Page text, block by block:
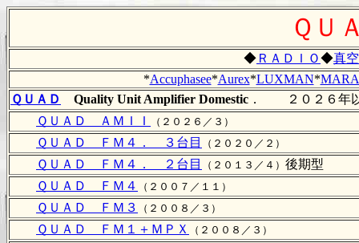
ＱＵ
◆ ＲＡＤＩＯ◆真
*Accuphasee*Aurex*LUXMAN*
ＱＵＡＤ
Quality Unit Amplifier Domestic ． ２０２６年以
ＱＵＡＤ ＡＭＩＩ
（２０２６／３）
ＱＵＡＤ ＦＭ４． ３台目 （２０２０／２）
ＱＵＡＤ ＦＭ４． ２台目 （２０１３／４） 後期型
ＱＵＡＤ ＦＭ４
（２００７／１１）
ＱＵＡＤ ＦＭ３ （２００８／３）
ＱＵＡＤ ＦＭ１＋ＭＰＸ （２００８／３）